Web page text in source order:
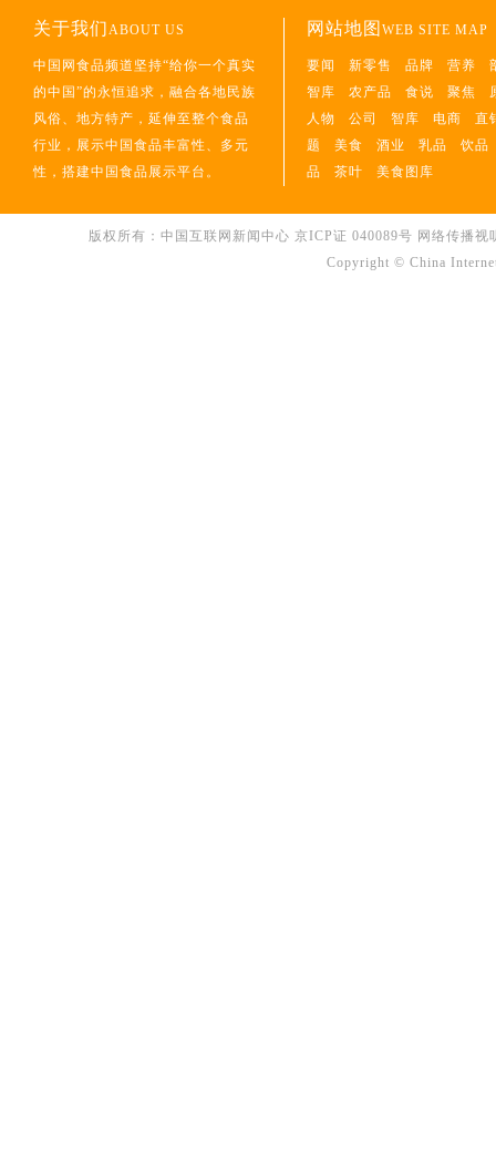
关于我们ABOUT US
中国网食品频道坚持“给你一个真实
的中国”的永恒追求，融合各地民族
风俗、地方特产，延伸至整个食品
行业，展示中国食品丰富性、多元
性，搭建中国食品展示平台。
网站地图 WEB SITE MAP
要闻 新零售 品牌 营养
智库
农产品 食说 聚焦
人物
公司 智库 电商
直
题
美食 酒业 乳品
饮品
品
茶叶 美食图库
版权所有：中国互联网新闻中心 京ICP证 040089号 网络传播
Copyright © China